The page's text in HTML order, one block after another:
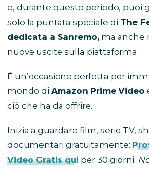
e, durante questo periodo, puoi
solo la puntata speciale di The
dedicata a Sanremo, ma anche
nuove uscite sulla piattaforma.
È un’occasione perfetta per
mondo di Amazon Prime Video
ciò che ha da offrire.
Inizia a guardare film, serie TV,
documentari gratuitamente:
Video Gratis qui per 30 giorni.